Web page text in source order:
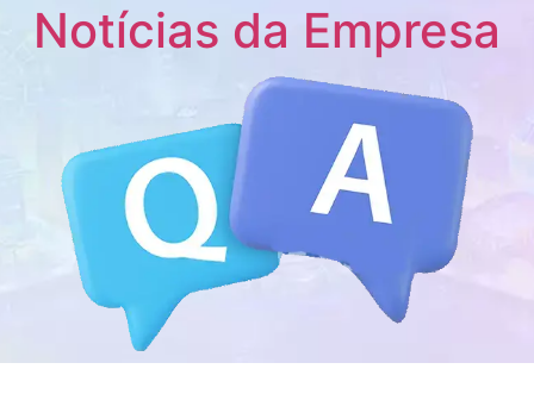
Notícias da Empresa